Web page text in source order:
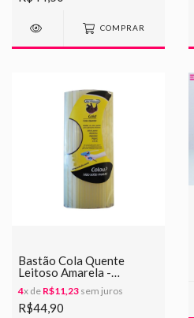
COMPRAR
Bastão Cola Quente
Leitoso Amarela -
Brasileirinha
4x de R$11,23 sem juros
R$44,90